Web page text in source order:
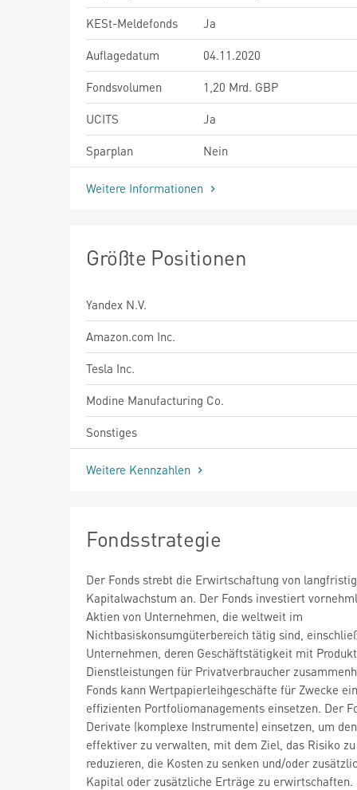
KESt-Meldefonds
Ja
Auflagedatum
04.11.2020
Fondsvolumen
1,20 Mrd. GBP
UCITS
Ja
Sparplan
Nein
Weitere Informationen
Größte Positionen
Yandex N.V.
Amazon.com Inc.
Tesla Inc.
Modine Manufacturing Co.
Sonstiges
Weitere Kennzahlen
Fondsstrategie
Der Fonds strebt die Erwirtschaftung von
Kapitalwachstum an. Der Fonds investiert
Aktien von Unternehmen, die weltweit im
Nichtbasiskonsumgüterbereich tätig sind,
Unternehmen, deren Geschäftstätigkeit mit
Dienstleistungen für Privatverbraucher
Fonds kann Wertpapierleihgeschäfte für Zwecke
effizienten Portfoliomanagements einsetzen. Der
Derivate (komplexe Instrumente) einsetzen, um
effektiver zu verwalten, mit dem Ziel, das Risiko zu
reduzieren, die Kosten zu senken und/oder
Kapital oder zusätzliche Erträge zu erwirtschaften.